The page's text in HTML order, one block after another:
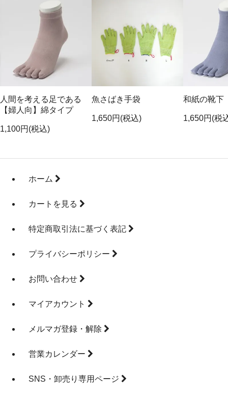
人間を考える足である
【婦人向】綿タイプ
1,100円(税込)
魚さばき手袋
1,650円(税込)
和紙の靴下
1,650円(税
ホーム
カートを見る
特定商取引法に基づく表記
プライバシーポリシー
お問い合わせ
マイアカウント
メルマガ登録・解除
営業カレンダー
SNS・卸売り専用ページ